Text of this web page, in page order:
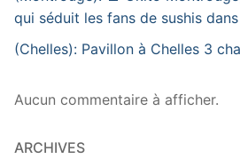
qui séduit les fans de sushis
(Chelles): Pavillon à Chelles 3
Aucun commentaire à afficher.
ARCHIVES